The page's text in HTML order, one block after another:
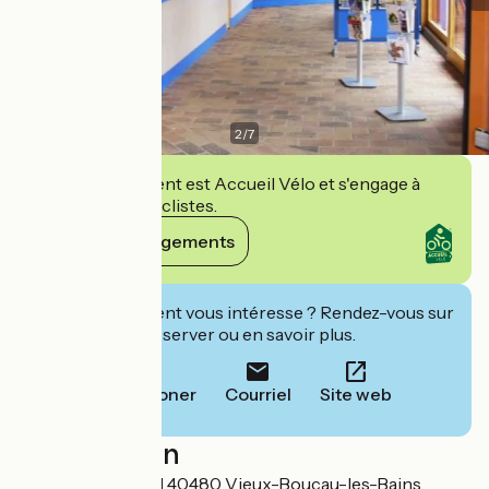
2/7
Cet établissement est Accueil Vélo et s'engage à
accueillir des cyclistes.
Voir ses engagements
Cet établissement vous intéresse ? Rendez-vous sur
leur site pour réserver ou en savoir plus.
Téléphoner Courriel Site web
Localisation
11 Mail André Rigal 40480 Vieux-Boucau-les-Bains